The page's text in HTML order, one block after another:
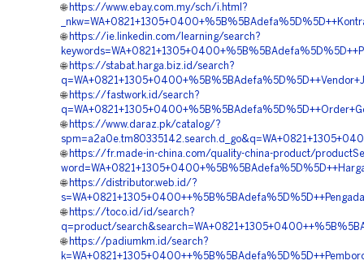
🌐 https://www.ebay.com.my/sch/i.html?
🌐 https://ie.linkedin.com/learning/search?
🌐 https://stabat.harga.biz.id/search?
🌐 https://fastwork.id/search?
🌐 https://www.daraz.pk/catalog/?
🌐 https://fr.made-in-china.com/quality-china-product/
🌐 https://distributor.web.id/?
🌐 https://toco.id/id/search?
q=product/
🌐 https://padiumkm.id/search?